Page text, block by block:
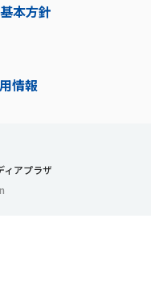
本方針
情報
アプラザ